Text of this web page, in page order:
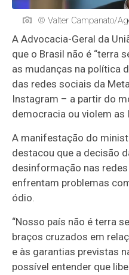
© Valter Campanato/
A Advocacia-Geral da
que o Brasil não é “terra
as mudanças na política
das redes sociais da
Instagram – a partir do
democracia ou violem as
A manifestação do
destacou que a decisão
desinformação nas
enfrentam problemas
ódio.
“Nosso país não é terra
braços cruzados em
e às garantias previstas
possível entender que